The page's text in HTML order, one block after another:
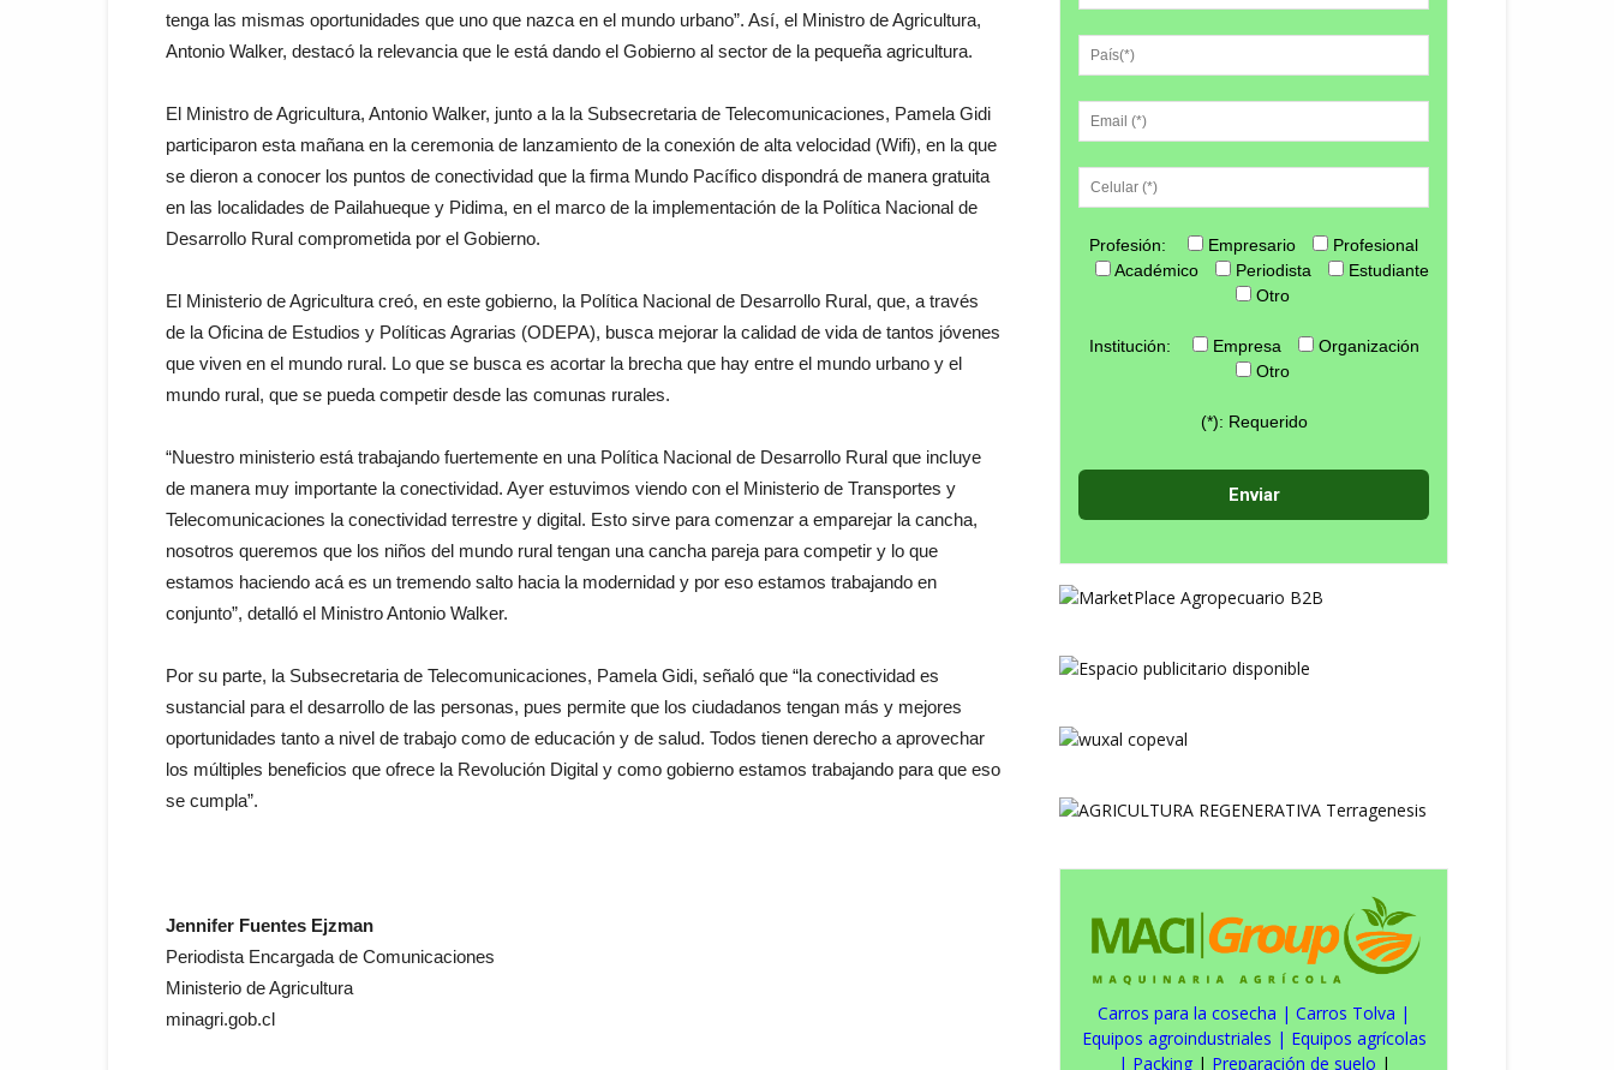
tenga las mismas oportunidades que uno que nazca en el mundo urbano”. Así, el Ministro de Agricultura,
Antonio Walker, destacó la relevancia que le está dando el Gobierno al sector de la pequeña agricultura.
El Ministro de Agricultura, Antonio Walker, junto a la la Subsecretaria de Telecomunicaciones, Pamela Gidi
participaron esta mañana en la ceremonia de lanzamiento de la conexión de alta velocidad (Wifi), en la que
se dieron a conocer los puntos de conectividad que la firma Mundo Pacífico dispondrá de manera gratuita
en las localidades de Pailahueque y Pidima, en el marco de la implementación de la Política Nacional de
Desarrollo Rural comprometida por el Gobierno.
El Ministerio de Agricultura creó, en este gobierno, la Política Nacional de Desarrollo Rural, que, a través
de la Oficina de Estudios y Políticas Agrarias (ODEPA), busca mejorar la calidad de vida de tantos jóvenes
que viven en el mundo rural. Lo que se busca es acortar la brecha que hay entre el mundo urbano y el
mundo rural, que se pueda competir desde las comunas rurales.
“Nuestro ministerio está trabajando fuertemente en una Política Nacional de Desarrollo Rural que incluye
de manera muy importante la conectividad. Ayer estuvimos viendo con el Ministerio de Transportes y
Telecomunicaciones la conectividad terrestre y digital. Esto sirve para comenzar a emparejar la cancha,
nosotros queremos que los niños del mundo rural tengan una cancha pareja para competir y lo que
estamos haciendo acá es un tremendo salto hacia la modernidad y por eso estamos trabajando en
conjunto”, detalló el Ministro Antonio Walker.
Por su parte, la Subsecretaria de Telecomunicaciones, Pamela Gidi, señaló que “la conectividad es
sustancial para el desarrollo de las personas, pues permite que los ciudadanos tengan más y mejores
oportunidades tanto a nivel de trabajo como de educación y de salud. Todos tienen derecho a aprovechar
los múltiples beneficios que ofrece la Revolución Digital y como gobierno estamos trabajando para que eso
se cumpla”.
Jennifer Fuentes Ejzman
Periodista Encargada de Comunicaciones
Ministerio de Agricultura
minagri.gob.cl
Profesión: Empresario
Profesional
Académico
Periodista
Estudiante
Otro
Institución: Empresa
Organización
Otro
(*): Requerido
Carros para la cosecha | Carros Tolva |
Equipos agroindustriales | Equipos agrícolas
| Packing| Preparación de suelo |